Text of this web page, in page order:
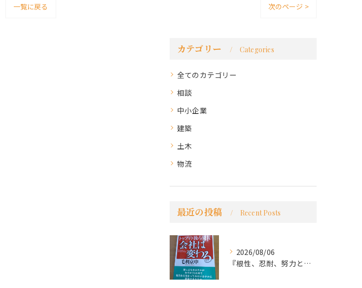
一覧に戻る 次のページ >
カテゴリー Categories
全てのカテゴリー
相談
中小企業
建築
土木
物流
最近の投稿 Recent Posts
2026/08/06
『根性、忍耐、努力という言葉は死語なのか』